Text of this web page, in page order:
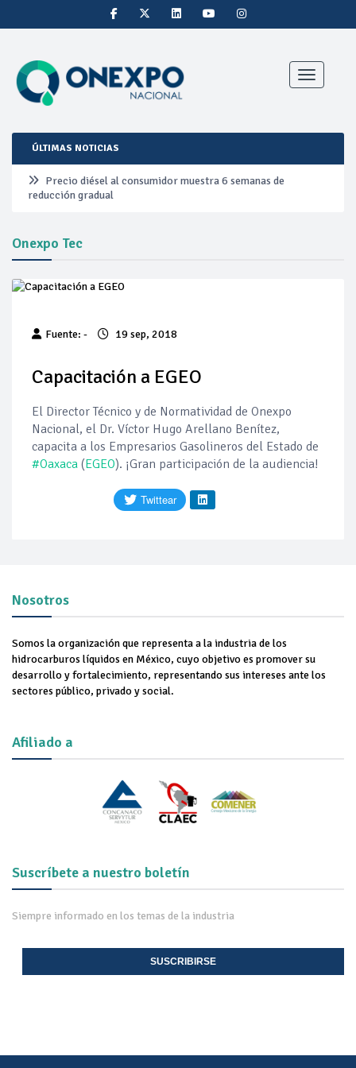
Toggle
ÚLTIMAS NOTICIAS
Precio diésel al consumidor muestra 6 semanas de
reducción gradual
Pemex ante la refinación clandestina
precios del petróleo y producción récord
mantienen precios al alza
Pierde Pemex 71 millones de pesos al día por
"procesadoras" ilegales
Pacto dispara 83% ventas diésel Pemex
Incertidumbre regulatoria pone a prueba las inversiones de
Precio del diésel comprime el margen de las gasolineras: se
Petróleo continúa su descenso en el mercado internacional
Onexpo Tec
Fuente: - 19 sep, 2018
Capacitación a EGEO
El Director Técnico y de Normatividad de Onexpo
Nacional, el Dr. Víctor Hugo Arellano Benítez,
capacita a los Empresarios Gasolineros del Estado de
#Oaxaca (EGEO). ¡Gran participación de la audiencia!
Nosotros
Somos la organización que representa a la industria de los
hidrocarburos líquidos en México, cuyo objetivo es promover su
desarrollo y fortalecimiento, representando sus intereses ante los
sectores público, privado y social.
Afiliado a
Suscríbete a nuestro boletín
Siempre informado en los temas de la industria
SUSCRIBIRSE